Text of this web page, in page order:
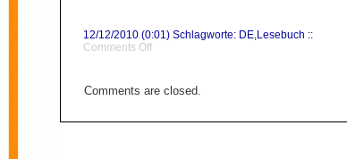
12/12/2010 (0:01) Schlagworte: DE,Lesebuch ::
Comments Offon
Comments are closed.